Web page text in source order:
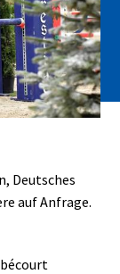
Deutsches
auf Anfrage.